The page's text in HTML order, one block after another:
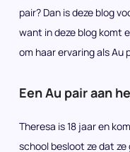
pair? Dan is deze blog
want in deze blog komt
om haar ervaring als Au
Een Au pair aan
Theresa is 18 jaar en
school besloot ze dat